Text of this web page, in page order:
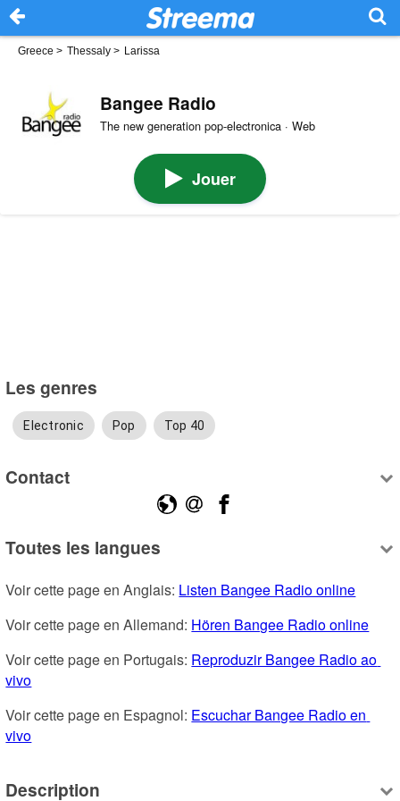
Greece > Thessaly > Larissa
Bangee Radio
The new generation pop-electronica · Web
Jouer
Les genres
Electronic Pop Top 40
Contact
Toutes les langues
Voir cette page en Anglais: Listen Bangee Radio online
Voir cette page en Allemand: Hören Bangee Radio online
Voir cette page en Portugais: Reproduzir Bangee Radio ao
vivo
Voir cette page en Espagnol: Escuchar Bangee Radio en
vivo
Description